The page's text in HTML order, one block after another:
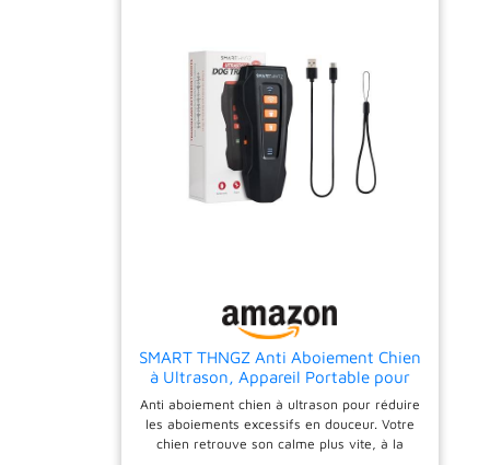
SMART THNGZ Anti Aboiement Chien
à Ultrason, Appareil Portable pour
Réduire Les Aboiements, Aide au
Dressage sans Douleur, pour la
Maison et Les Promenades -
Recharge USB-C
Anti aboiement chien à ultrason pour réduire
les aboiements excessifs en douceur. Votre
chien retrouve son calme plus vite, à la